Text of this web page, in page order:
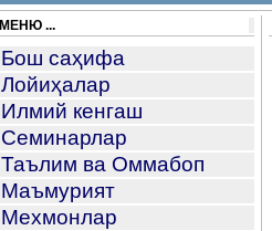
МЕНЮ ...
Бош саҳифа
Лойиҳалар
Илмий кенгаш
Семинарлар
Таълим ва Оммабоп
Маъмурият
Мехмонлар